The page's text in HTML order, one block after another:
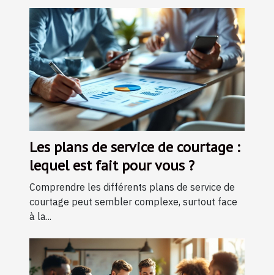
Les plans de service de courtage :
lequel est fait pour vous ?
Comprendre les différents plans de service de
courtage peut sembler complexe, surtout face
à la...